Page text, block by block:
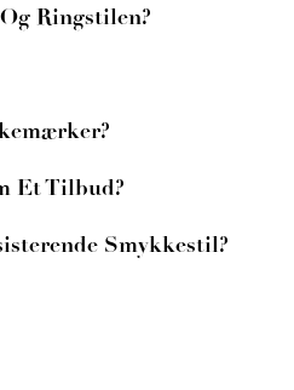
Ringstilen?
Et Tilbud?
Smykkestil?